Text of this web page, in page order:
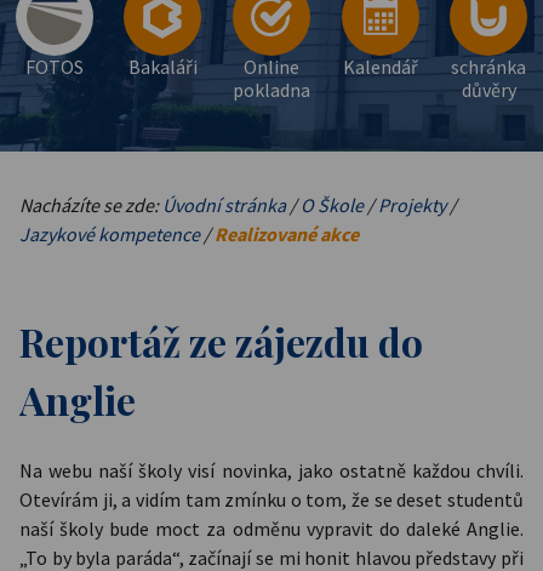
FOTOS Bakaláři
Online
pokladna
Kalendář
schránka
důvěry
Nacházíte se zde: Úvodní stránka/O Škole/Projekty/
Jazykové kompetence/Realizované akce
Reportáž ze zájezdu do
Anglie
Na webu naší školy visí novinka, jako ostatně každou chvíli.
Otevírám ji, a vidím tam zmínku o tom, že se deset studentů
naší školy bude moct za odměnu vypravit do daleké Anglie.
„To by byla paráda“, začínají se mi honit hlavou představy při